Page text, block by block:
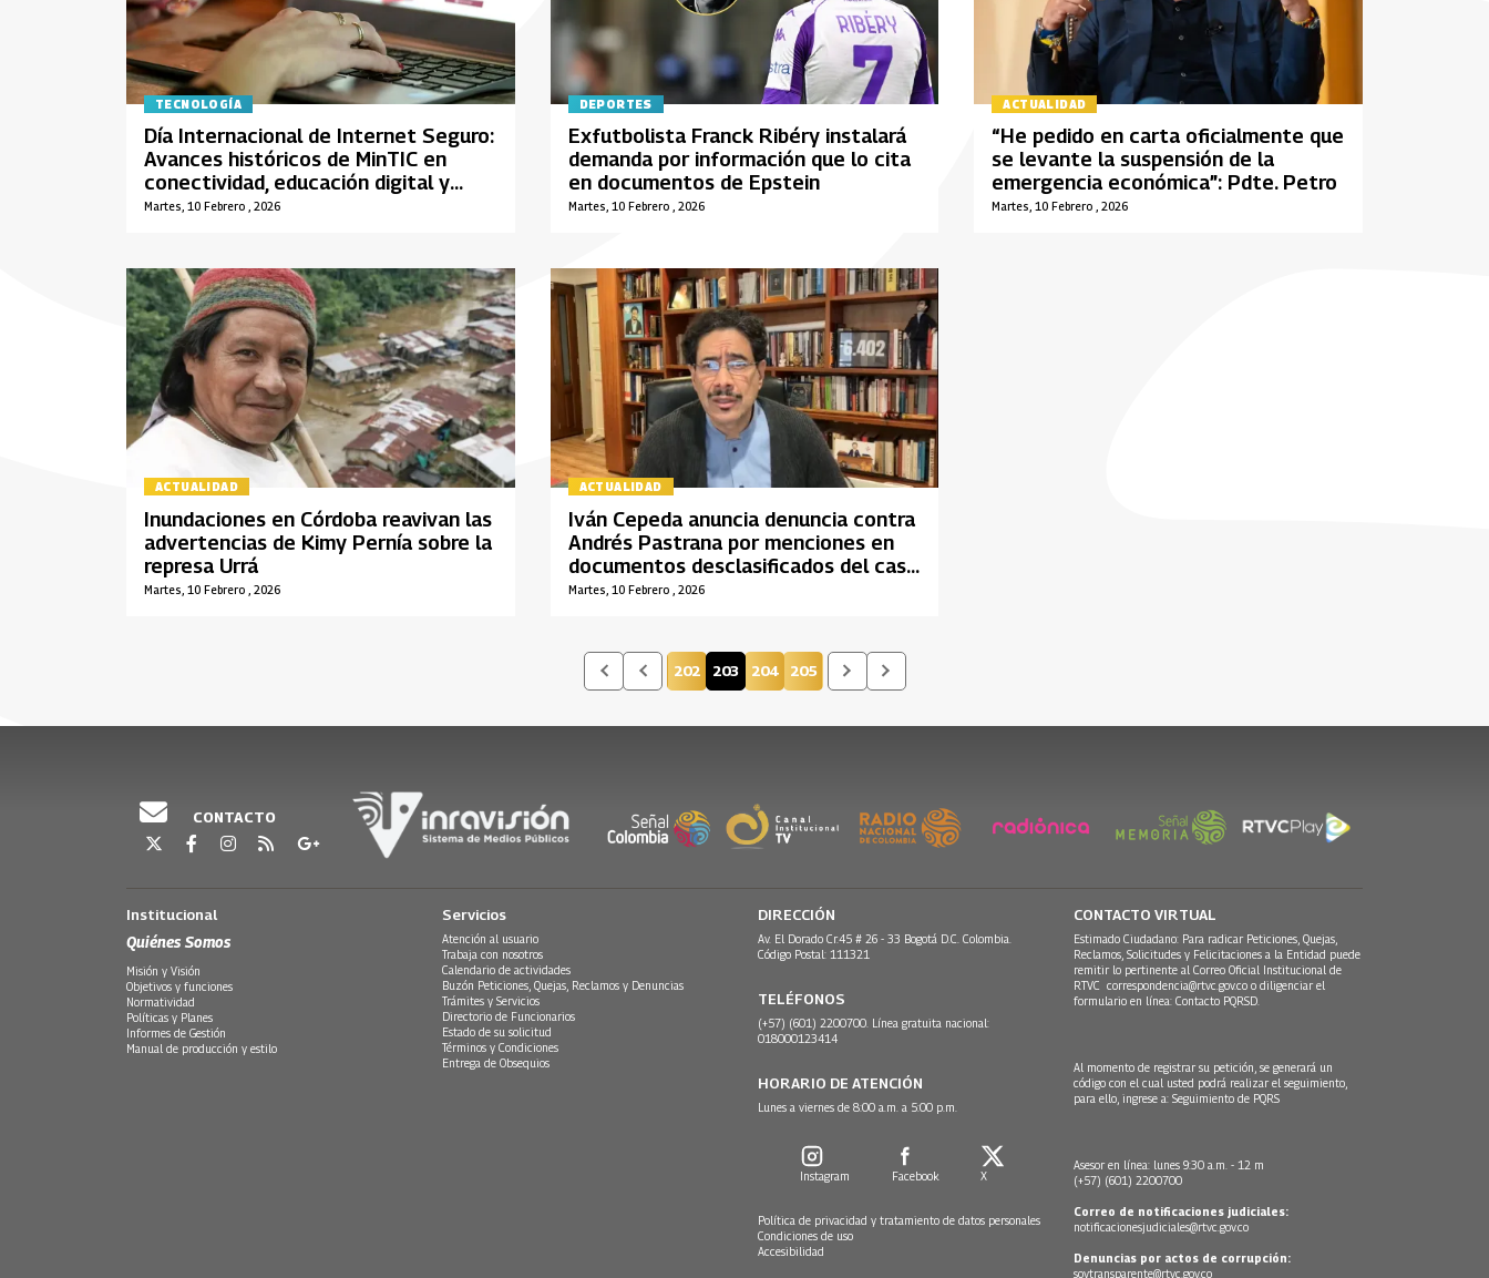
TECNOLOGÍA
Martes, 10 Febrero , 2026
Día Internacional de Internet Seguro:
Avances históricos de MinTIC en
conectividad, educación digital y
acceso a internet durante 2025
DEPORTES
Martes, 10 Febrero , 2026
Exfutbolista Franck Ribéry instalará
demanda por información que lo cita
en documentos de Epstein
ACTUALIDAD
Martes, 10 Febrero , 2026
“He pedido en carta oficialmente que
se levante la suspensión de la
emergencia económica”: Pdte. Petro
ACTUALIDAD
Martes, 10 Febrero , 2026
Inundaciones en Córdoba reavivan las
advertencias de Kimy Pernía sobre la
represa Urrá
ACTUALIDAD
Martes, 10 Febrero , 2026
Iván Cepeda anuncia denuncia contra
Andrés Pastrana por menciones en
documentos desclasificados del caso
Jeffrey Epstein
Página
202 Página actual
203 Página
204 Página
205
CONTACTO
Institucional
Quiénes Somos
Misión y Visión
Objetivos y funciones
Normatividad
Políticas y Planes
Informes de Gestión
Manual de producción y estilo
Servicios
Atención al usuario
Trabaja con nosotros
Calendario de actividades
Buzón Peticiones, Quejas, Reclamos y Denuncias
Trámites y Servicios
Directorio de Funcionarios
Estado de su solicitud
Términos y Condiciones
Entrega de Obsequios
DIRECCIÓN
Av. El Dorado Cr.45 # 26 - 33 Bogotá D.C. Colombia.
Código Postal: 111321
TELÉFONOS
(+57) (601) 2200700. Línea gratuita nacional:
018000123414
HORARIO DE ATENCIÓN
Lunes a viernes de 8:00 a.m. a 5:00 p.m.
Instagram Facebook X
Política de privacidad y tratamiento de datos personales
Condiciones de uso
Accesibilidad
CONTACTO VIRTUAL
Estimado Ciudadano: Para radicar Peticiones, Quejas,
Reclamos, Solicitudes y Felicitaciones a la Entidad puede
remitir lo pertinente al Correo Oficial Institucional de
RTVC correspondencia@rtvc.gov.co o diligenciar el
formulario en línea: Contacto PQRSD.
Al momento de registrar su petición, se generará un
código con el cual usted podrá realizar el seguimiento,
para ello, ingrese a: Seguimiento de PQRS
Asesor en línea: lunes 9:30 a.m. - 12 m
(+57) (601) 2200700
Correo de notificaciones judiciales:
notificacionesjudiciales@rtvc.gov.co
Denuncias por actos de corrupción:
soytransparente@rtvc.gov.co